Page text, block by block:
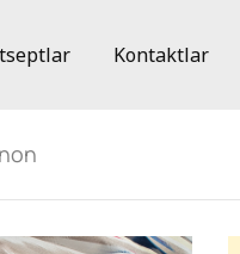
Kontaktlar